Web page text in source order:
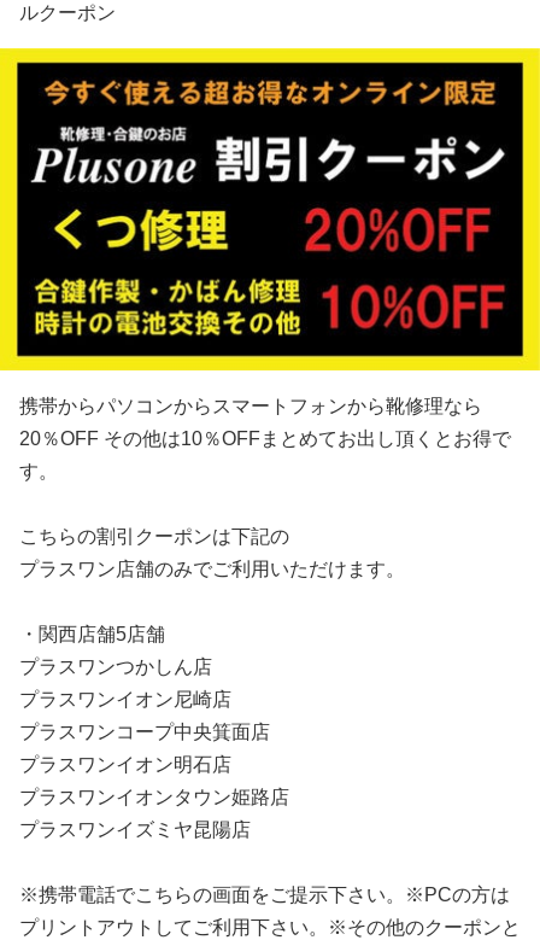
ルクーポン
携帯からパソコンからスマートフォンから靴修理なら
20％OFF その他は10％OFFまとめてお出し頂くとお得で
す。
こちらの割引クーポンは下記の
プラスワン店舗のみでご利用いただけます。
・関西店舗5店舗
プラスワンつかしん店
プラスワンイオン尼崎店
プラスワンコープ中央箕面店
プラスワンイオン明石店
プラスワンイオンタウン姫路店
プラスワンイズミヤ昆陽店
※携帯電話でこちらの画面をご提示下さい。※PCの方は
プリントアウトしてご利用下さい。※その他のクーポンと